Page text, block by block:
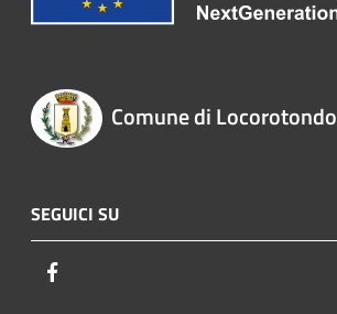
Comune di Locorotondo
SEGUICI SU